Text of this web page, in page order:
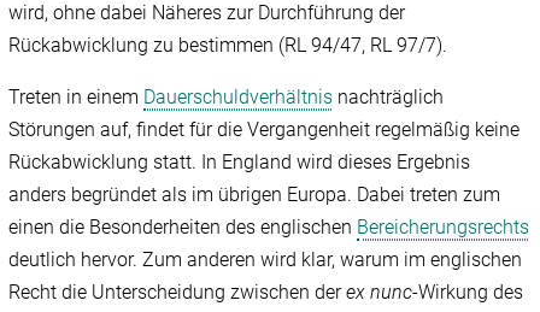
wird, ohne dabei Näheres zur Durchführung der
Rückabwicklung zu bestimmen (RL 94/‌47, RL 97/‌7).
Treten in einem Dauerschuldverhältnis nachträglich
Störungen auf, findet für die Vergangenheit regelmäßig keine
Rückabwicklung statt. In England wird dieses Ergebnis
anders begründet als im übrigen Europa. Dabei treten zum
einen die Besonderheiten des englischen Bereicherungsrechts
deutlich hervor. Zum anderen wird klar, warum im englischen
Recht die Unterscheidung zwischen derex nunc-Wirkung des